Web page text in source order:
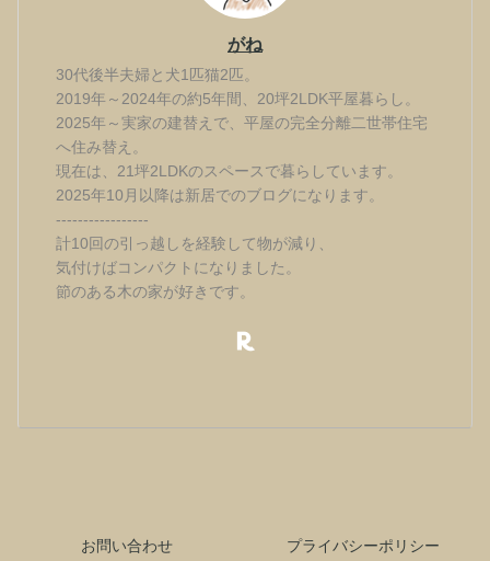
がね
30代後半夫婦と犬1匹猫2匹。
2019年～2024年の約5年間、20坪2LDK平屋暮らし。
2025年～実家の建替えで、平屋の完全分離二世帯住宅
へ住み替え。
現在は、21坪2LDKのスペースで暮らしています。
2025年10月以降は新居でのブログになります。
-----------------
計10回の引っ越しを経験して物が減り、
気付けばコンパクトになりました。
節のある木の家が好きです。
お問い合わせ プライバシーポリシー